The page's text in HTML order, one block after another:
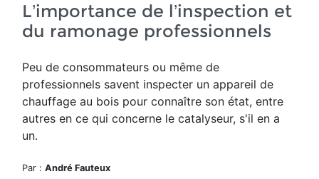
L’importance de l’inspection et
du ramonage professionnels
Peu de consommateurs ou même de
professionnels savent inspecter un appareil de
chauffage au bois pour connaître son état, entre
autres en ce qui concerne le catalyseur, s'il en a
un.
Par : André Fauteux